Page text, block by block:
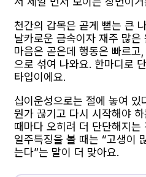
천간의 갑목은 곧게 뻗는 큰
날카로운 금속이자 재주 많은
마음은 곧은데 행동은 빠르
으로 섞여 나와요. 한마디로
타입이에요.
십이운성으로는 절에 놓여
뭔가 끊기고 다시 시작해야
때마다 오히려 더 단단해지는
일주특징을 볼 때는 “고생이
는다”는 말이 더 맞아요.